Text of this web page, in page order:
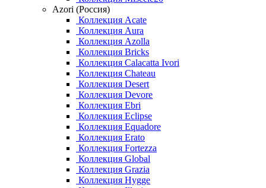
Azori (Россия)
Коллекция Acate
Коллекция Aura
Коллекция Azolla
Коллекция Bricks
Коллекция Calacatta Ivori
Коллекция Chateau
Коллекция Desert
Коллекция Devore
Коллекция Ebri
Коллекция Eclipse
Коллекция Equadore
Коллекция Erato
Коллекция Fortezza
Коллекция Global
Коллекция Grazia
Коллекция Hygge